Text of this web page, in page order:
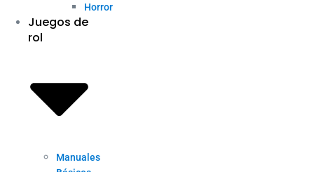
Horror
Juegos de
rol
Manuales